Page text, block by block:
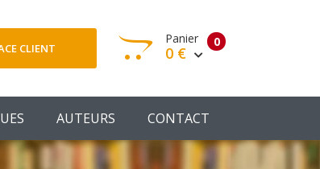
CLIENT 0
Panier
0 €
panier est vide
AUTEURS CONTACT